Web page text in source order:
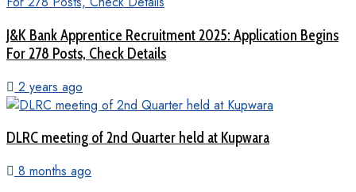
J&K Bank Apprentice Recruitment 2025: Application Begins
For 278 Posts, Check Details
2 years ago
DLRC meeting of 2nd Quarter held at Kupwara
8 months ago